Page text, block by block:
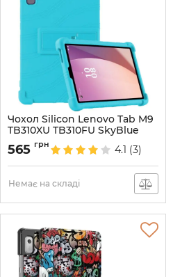
Чохол Silicon Lenovo Tab M9
TB310XU TB310FU SkyBlue
Артикул:6836
565 грн 4.1 (3)
Немає на складі